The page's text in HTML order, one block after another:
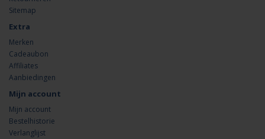
Sitemap
Extra
Merken
Cadeaubon
Affiliates
Aanbiedingen
Mijn account
Mijn account
Bestelhistorie
Verlanglijst